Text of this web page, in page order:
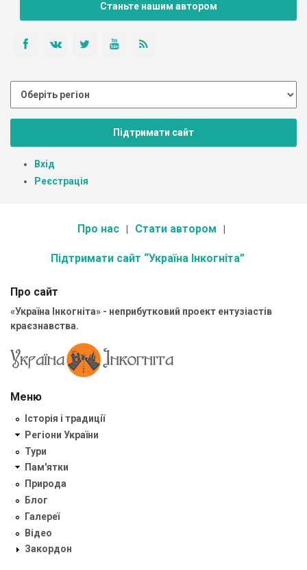
Станьте нашим автором
Підтримати сайт
Вхід
Реєстрація
Про нас Стати автором
Підтримати сайт “Україна Інкогніта”
Про сайт
«Україна Інкогніта» - неприбутковий проект ентузіастів
краєзнавства.
Меню
Історія і традиції
Регіони України
Тури
Пам'ятки
Природа
Блог
Галереї
Відео
Закордон